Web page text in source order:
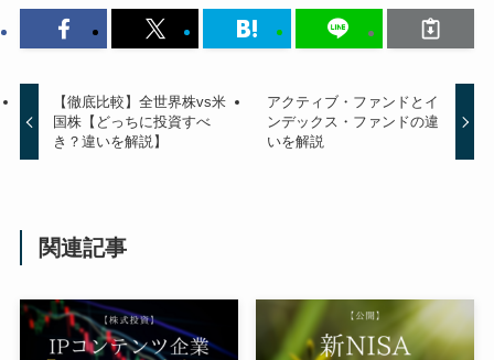
【徹底比較】全世界株vs米
国株【どっちに投資すべ
き？違いを解説】
アクティブ・ファンドとイ
ンデックス・ファンドの違
いを解説
関連記事